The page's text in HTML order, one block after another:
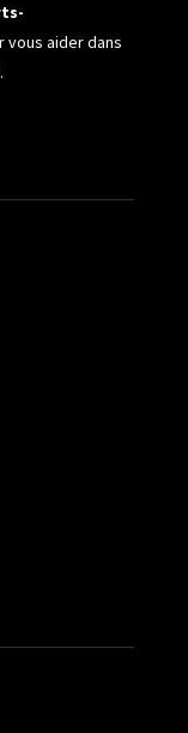
vous aider dans